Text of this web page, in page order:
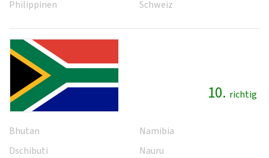
Philippinen
Schweiz
10. richtig
Bhutan
Dschibuti
Namibia
Nauru